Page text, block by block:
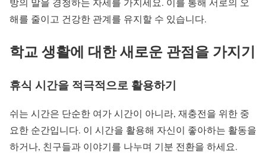
해를 줄이고 건강한 관계를 유지할 수 있습니다.
학교 생활에 대한 새로운 관점을 가지기
휴식 시간을 적극적으로 활용하기
쉬는 시간은 단순한 여가 시간이 아니라, 재충전을 위한 중
요한 순간입니다. 이 시간을 활용해 자신이 좋아하는 활동을
하거나, 친구들과 이야기를 나누며 기분 전환을 하세요.